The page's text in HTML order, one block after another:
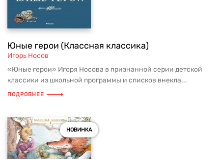
Юные герои (Классная классика)
Игорь Носов
«Юные герои» Игоря Носова в признанной серии детской
классики из школьной программы и списков внекла...
ПОДРОБНЕЕ
НОВИНКА